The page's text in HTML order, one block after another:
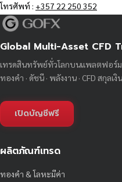
โทรศัพท์ : +357 22 250 352
Global Multi-Asset CFD
เทรดสินทรัพย์ทั่วโลกบนแพลตฟอร์ม
ทองคำ · ดัชนี · พลังงาน · CFD สกุลเงิน
เปิดบัญชีฟรี
ผลิตภัณฑ์เทรด
ทองคำ & โลหะมีค่า